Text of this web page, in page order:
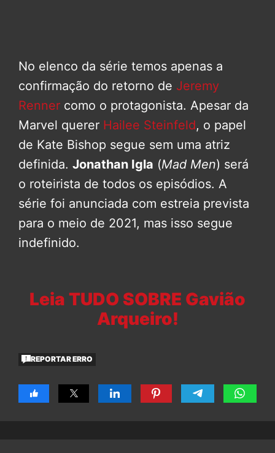
No elenco da série temos apenas a
confirmação do retorno de Jeremy
Renner como o protagonista. Apesar da
Marvel querer Hailee Steinfeld, o papel
de Kate Bishop segue sem uma atriz
definida. Jonathan Igla (Mad Men) será
o roteirista de todos os episódios. A
série foi anunciada com estreia prevista
para o meio de 2021, mas isso segue
indefinido.
Leia TUDO SOBRE Gavião
Arqueiro!
REPORTAR ERRO